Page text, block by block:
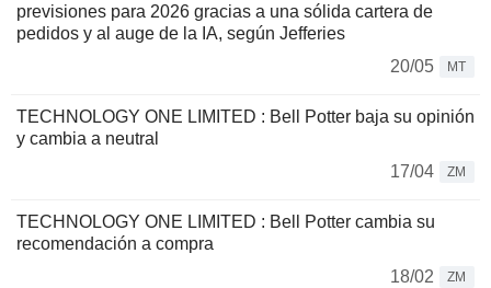
previsiones para 2026 gracias a una sólida cartera de
pedidos y al auge de la IA, según Jefferies
20/05
MT
TECHNOLOGY ONE LIMITED : Bell Potter baja su opinión
y cambia a neutral
17/04
ZM
TECHNOLOGY ONE LIMITED : Bell Potter cambia su
recomendación a compra
18/02
ZM